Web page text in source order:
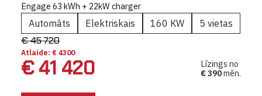
Engage 63 kWh + 22kW charger
Automāts Elektriskais 160 KW 5 vietas
€ 45 720
Atlaide: € 4300
€ 41 420
Līzings no
€ 390mēn.